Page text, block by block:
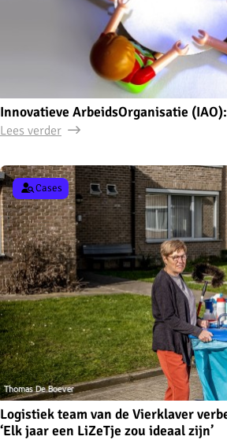
Innovatieve ArbeidsOrganisatie
Lees verder
Logistiek team van de Vierklaver
‘Elk jaar een LiZeTje zou ideaal zijn’
Cases